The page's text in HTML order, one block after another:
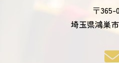
〒365-
埼玉県鴻巣